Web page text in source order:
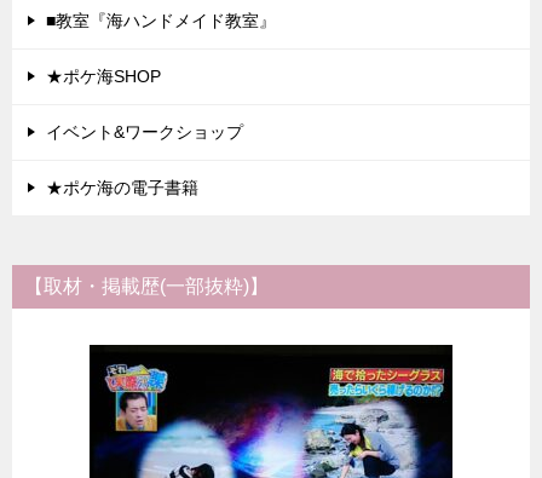
■教室『海ハンドメイド教室』
★ポケ海SHOP
イベント&ワークショップ
★ポケ海の電子書籍
【取材・掲載歴(一部抜粋)】